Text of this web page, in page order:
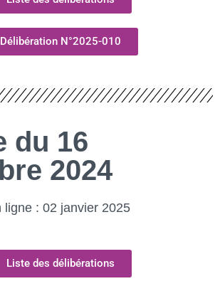
Délibération N°2025-010
du 16
2024
ligne : 02 janvier 2025
Liste des délibérations